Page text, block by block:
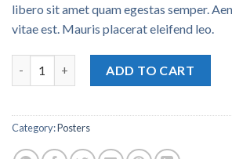
libero sit amet quam egestas semper.
vitae est. Mauris placerat eleifend leo.
ADD TO CART
Category:Posters